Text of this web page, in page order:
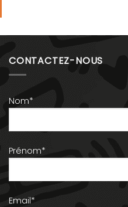
CONTACTEZ-NOUS
Nom*
Prénom*
Email*